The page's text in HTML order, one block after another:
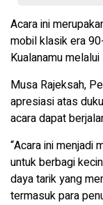
Acara ini
mobil klasik era
Kualanamu
Musa Rajeksah,
apresiasi atas
acara dapat
“Acara ini menjadi
untuk berbagi
daya tarik yang
termasuk para